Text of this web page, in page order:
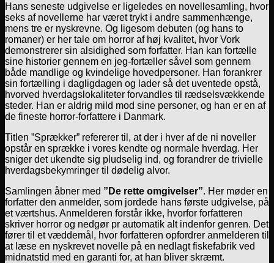
Hans seneste udgivelse er ligeledes en novellesamling, hvor
seks af novellerne har været trykt i andre sammenhænge,
mens tre er nyskrevne. Og ligesom debuten (og hans to
romaner) er her tale om horror af høj kvalitet, hvor Vork
demonstrerer sin alsidighed som forfatter. Han kan fortælle
sine historier gennem en jeg-fortæller såvel som gennem
både mandlige og kvindelige hovedpersoner. Han forankrer
sin fortælling i dagligdagen og lader så det uventede opstå,
hvorved hverdagslokaliteter forvandles til rædselsvækkende
steder. Han er aldrig mild mod sine personer, og han er en af
de fineste horror-forfattere i Danmark.
Titlen ”Sprækker” refererer til, at der i hver af de ni noveller
opstår en sprække i vores kendte og normale hverdag. Her
sniger det ukendte sig pludselig ind, og forandrer de trivielle
hverdagsbekymringer til dødelig alvor.
Samlingen åbner med ”De rette omgivelser”. Her møder en
forfatter den anmelder, som jordede hans første udgivelse, på
et værtshus. Anmelderen forstår ikke, hvorfor forfatteren
skriver horror og nedgør pr automatik alt indenfor genren. Det
fører til et væddemål, hvor forfatteren opfordrer anmelderen til
at læse en nyskrevet novelle på en nedlagt fiskefabrik ved
midnatstid med en garanti for, at han bliver skræmt.